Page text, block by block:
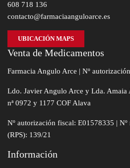
608 718 136
contacto@farmaciaanguloarce.es
UBICACIÓN MAPS
Venta de Medicamentos
Farmacia Angulo Arce | Nº
Ldo. Javier Angulo Arce y Lda. Amaia
nª 0972 y 1177 COF Alava
Nº autorización fiscal: E01578335 |
(RPS): 139/21
Información